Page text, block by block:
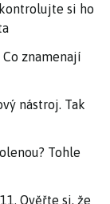
si ho
znamenají
nástroj. Tak
Tohle
Ověřte si, že